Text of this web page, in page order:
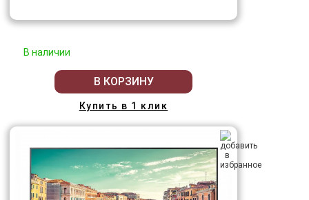
В наличии
В КОРЗИНУ
Купить в 1 клик